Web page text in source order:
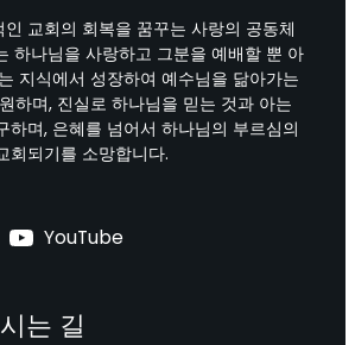
교회의 회복을 꿈꾸는 사랑의 공동체
하나님을 사랑하고 그분을 예배할 뿐 아
지식에서 성장하여 예수님을 닮아가는
하며, 진실로 하나님을 믿는 것과 아는
하며, 은혜를 넘어서 하나님의 부르심의
회되기를 소망합니다.
YouTube
는 길